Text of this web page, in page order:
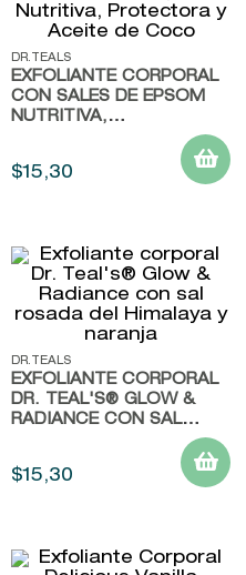
DR.TEALS
EXFOLIANTE CORPORAL
CON SALES DE EPSOM
NUTRITIVA,
PROTECTORA Y ACEITE
$15,30
DR.TEALS
EXFOLIANTE CORPORAL
DR. TEAL'S® GLOW &
RADIANCE CON SAL
ROSADA DEL HIMALAYA Y
$15,30